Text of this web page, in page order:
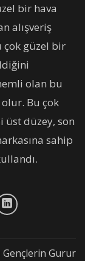
bir hava
alışveriş
çok güzel bir
olan bu
Bu çok
üst düzey, son
sahip
Gurur